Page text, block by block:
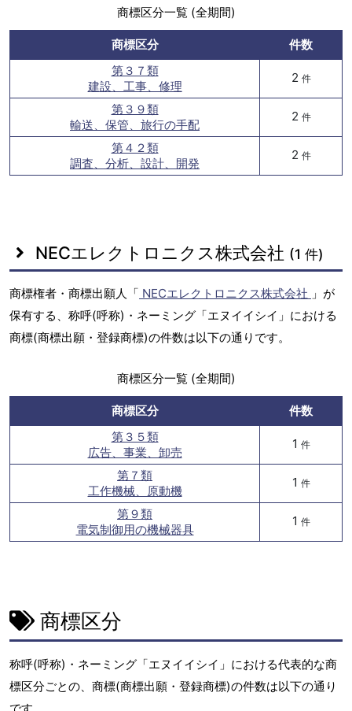
商標区分一覧 (全期間)
商標区分
件数
第３７類
建設、工事、修理
2 件
第３９類
輸送、保管、旅行の手配
2 件
第４２類
調査、分析、設計、開発
2 件
NECエレクトロニクス株式会社 (1 件)
商標権者・商標出願人「 NECエレクトロニクス株式会社 」が
保有する、称呼(呼称)・ネーミング「エヌイイシイ」における
商標(商標出願・登録商標)の件数は以下の通りです。
商標区分一覧 (全期間)
商標区分
件数
第３５類
広告、事業、卸売
1 件
第７類
工作機械、原動機
1 件
第９類
電気制御用の機械器具
1 件
商標区分
称呼(呼称)・ネーミング「エヌイイシイ」における代表的な商
標区分ごとの、商標(商標出願・登録商標)の件数は以下の通り